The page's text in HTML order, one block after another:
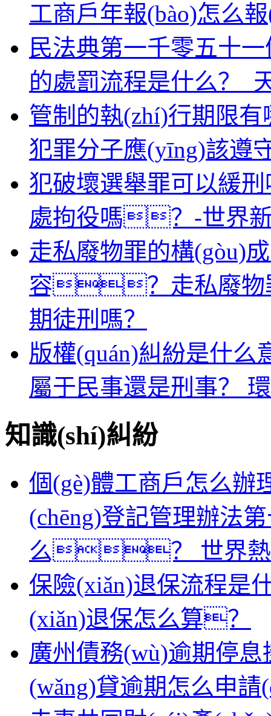
工商戶年報(bào)怎
民法典第一千零五十
的處罰流程是什么？_
管制的執(zhí)行期限
犯罪分子應(yīng)該
犯破壞選舉罪可以緩
處拘役嗎？-世界新
走私廢物罪的構(gòu)
容？走私廢物
期徒刑嗎？
版權(quán)糾紛是什
屬于民事還是刑事？
知識(shí)糾紛
個(gè)體工商戶怎么
(chēng)登記管理辦法
么？ 世界熱
保險(xiǎn)退保流程
(xiǎn)退保怎么算？
廣州債務(wù)逾期停
(wǎng)貸逾期怎么申